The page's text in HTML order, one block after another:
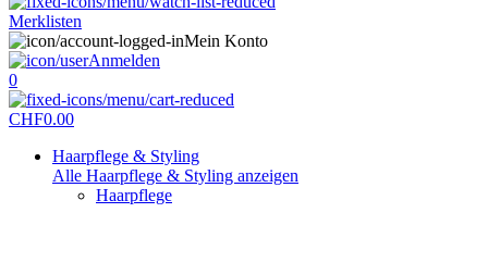
Merklisten
Mein Konto
Anmelden
0
CHF0.00
Haarpflege & Styling
Alle Haarpflege & Styling anzeigen
Haarpflege